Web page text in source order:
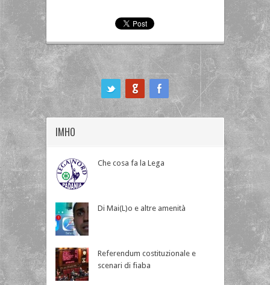
IMHO
Che cosa fa la Lega
Di Mai(L)o e altre amenità
Referendum costituzionale e
scenari di fiaba